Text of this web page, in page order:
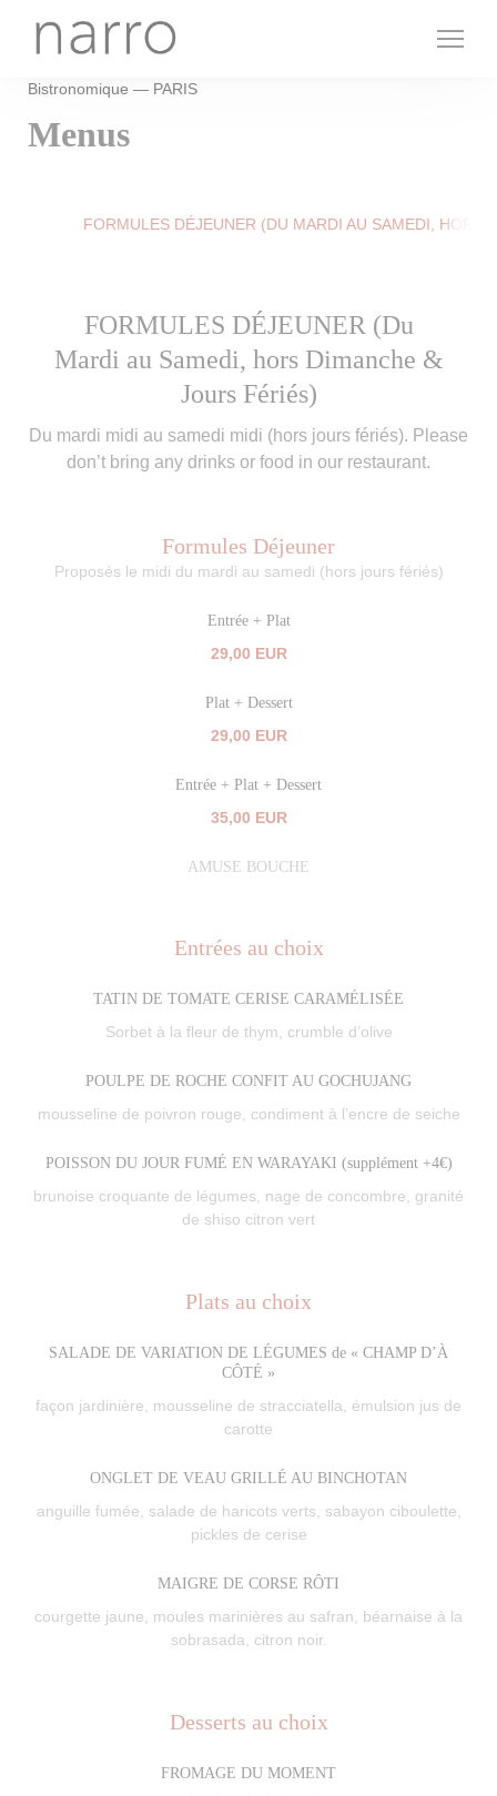
Bistronomique — PARIS
Menus
FORMULES DÉJEUNER (DU MARDI AU SAMEDI, HORS
FORMULES DÉJEUNER (Du
Mardi au Samedi, hors Dimanche &
Jours Fériés)
Du mardi midi au samedi midi (hors jours fériés). Please
don’t bring any drinks or food in our restaurant.
Formules Déjeuner
Proposés le midi du mardi au samedi (hors jours fériés)
Entrée + Plat
29,00 EUR
Plat + Dessert
29,00 EUR
Entrée + Plat + Dessert
35,00 EUR
AMUSE BOUCHE
Entrées au choix
TATIN DE TOMATE CERISE CARAMÉLISÉE
Sorbet à la fleur de thym, crumble d’olive
POULPE DE ROCHE CONFIT AU GOCHUJANG
mousseline de poivron rouge, condiment à l’encre de seiche
POISSON DU JOUR FUMÉ EN WARAYAKI (supplément +4€)
brunoise croquante de légumes, nage de concombre, granité
de shiso citron vert
Plats au choix
SALADE DE VARIATION DE LÉGUMES de « CHAMP D’À
CÔTÉ »
façon jardinière, mousseline de stracciatella, émulsion jus de
carotte
ONGLET DE VEAU GRILLÉ AU BINCHOTAN
anguille fumée, salade de haricots verts, sabayon ciboulette,
pickles de cerise
MAIGRE DE CORSE RÔTI
courgette jaune, moules marinières au safran, béarnaise à la
sobrasada, citron noir.
Desserts au choix
FROMAGE DU MOMENT